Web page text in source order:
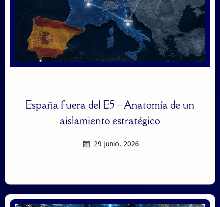
España fuera del E5 – Anatomía de un
aislamiento estratégico
29 junio, 2026